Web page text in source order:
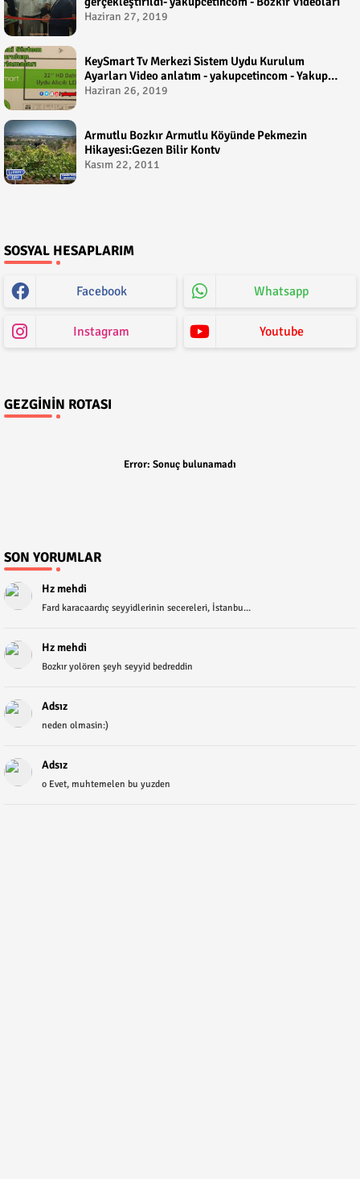
Haziran 27, 2019
KeySmart Tv Merkezi Sistem Uydu Kurulum
Ayarları Video anlatım - yakupcetincom - Yakup
Çetin
Haziran 26, 2019
Armutlu Bozkır Armutlu Köyünde Pekmezin
Hikayesi:Gezen Bilir Kontv
Kasım 22, 2011
SOSYAL HESAPLARIM
Facebook Whatsapp
Instagram Youtube
GEZGININ ROTASI
Error: Sonuç bulunamadı
SON YORUMLAR
Hz mehdi
Fard karacaardıç seyyidlerinin secereleri, İstanbu...
Hz mehdi
Bozkır yolören şeyh seyyid bedreddin
Adsız
neden olmasin:)
Adsız
o Evet, muhtemelen bu yuzden